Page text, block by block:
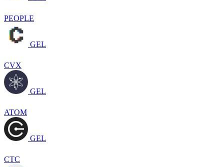
PEOPLE
GEL
CVX
GEL
ATOM
GEL
CTC